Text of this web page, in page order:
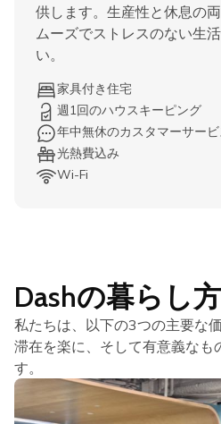
供します。生産性と休息の
ムーズでストレスのない生
い。
家具付き住宅
週1回のハウスキーピング
年中無休のカスタマーサービ
光熱費込み
Wi-Fi
Dashの暮らし方
私たちは、以下の3つの主要な
滞在を楽に、そして有意義なも
す。